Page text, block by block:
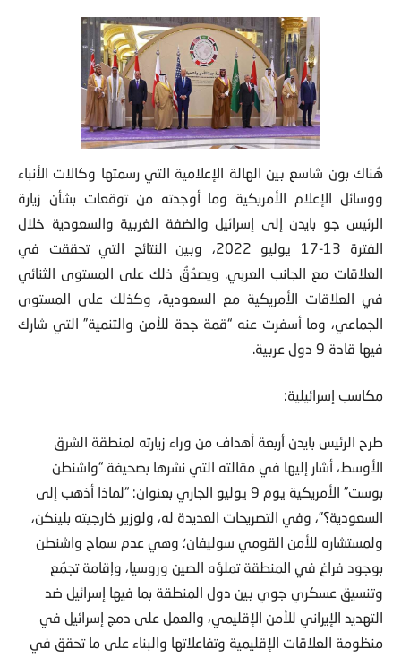
هُناك بون شاسع بين الهالة الإعلامية التي رسمتها وكالات الأنباء
ووسائل الإعلام الأمريكية وما أوجدته من توقعات بشأن زيارة
الرئيس جو بايدن إلى إسرائيل والضفة الغربية والسعودية خلال
الفترة 13-17 يوليو 2022، وبين النتائج التي تحققت في
العلاقات مع الجانب العربي. ويصدُقُ ذلك على المستوى الثنائي
في العلاقات الأمريكية مع السعودية، وكذلك على المستوى
الجماعي، وما أسفرت عنه “قمة جدة للأمن والتنمية” التي شارك
فيها قادة 9 دول عربية.
مكاسب إسرائيلية:
طرح الرئيس بايدن أربعة أهداف من وراء زيارته لمنطقة الشرق
الأوسط، أشار إليها في مقالته التي نشرها بصحيفة “واشنطن
بوست” الأمريكية يوم 9 يوليو الجاري بعنوان: “لماذا أذهب إلى
السعودية؟”، وفي التصريحات العديدة له، ولوزير خارجيته بلينكن،
ولمستشاره للأمن القومي سوليفان؛ وهي عدم سماح واشنطن
بوجود فراغ في المنطقة تملؤه الصين وروسيا، وإقامة تجمُع
وتنسيق عسكري جوي بين دول المنطقة بما فيها إسرائيل ضد
التهديد الإيراني للأمن الإقليمي، والعمل على دمج إسرائيل في
منظومة العلاقات الإقليمية وتفاعلاتها والبناء على ما تحقق في